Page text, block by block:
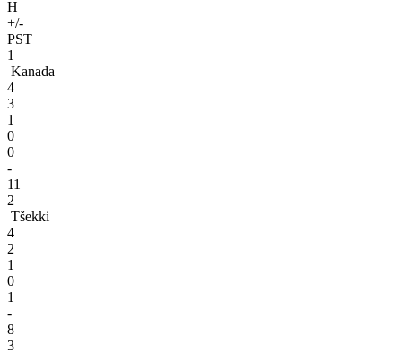
H
+/-
PST
1
Kanada
4
3
1
0
0
-
11
2
Tšekki
4
2
1
0
1
-
8
3